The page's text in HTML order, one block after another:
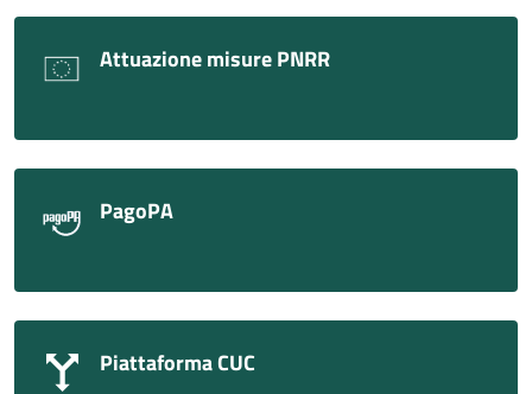
Attuazione misure PNRR
PagoPA
Piattaforma CUC